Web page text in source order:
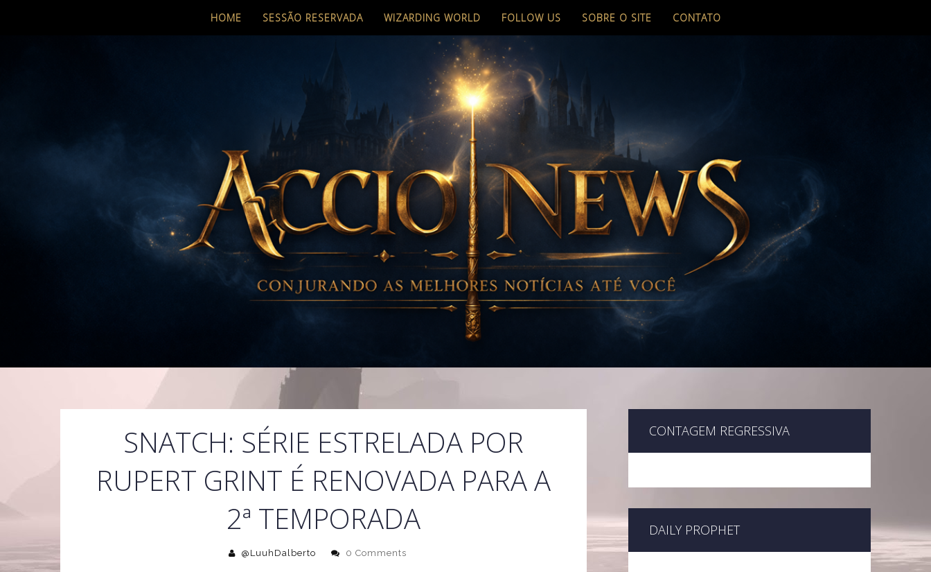
HOME SESSÃO RESERVADA WIZARDING WORLD FOLLOW US SOBRE O SITE CONTATO
SNATCH: SÉRIE ESTRELADA POR
RUPERT GRINT É RENOVADA PARA A
2ª TEMPORADA
@LuuhDalberto 0 Comments
CONTAGEM REGRESSIVA
DAILY PROPHET